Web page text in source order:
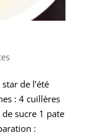
de l’été
: 4 cuillères
sucre 1 pate
: